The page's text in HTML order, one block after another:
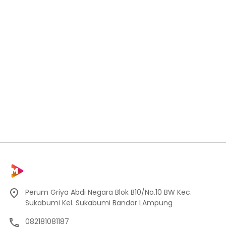
Perum Griya Abdi Negara Blok B10/No.10 BW Kec.
Sukabumi Kel. Sukabumi Bandar LAmpung
082181081187